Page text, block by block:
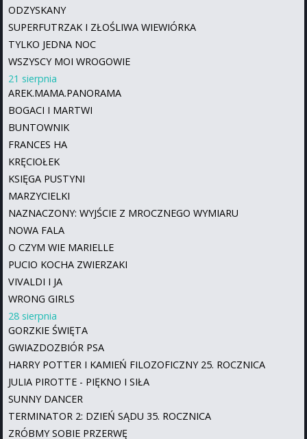
ODZYSKANY
SUPERFUTRZAK I ZŁOŚLIWA WIEWIÓRKA
TYLKO JEDNA NOC
WSZYSCY MOI WROGOWIE
21 sierpnia
AREK.MAMA.PANORAMA
BOGACI I MARTWI
BUNTOWNIK
FRANCES HA
KRĘCIOŁEK
KSIĘGA PUSTYNI
MARZYCIELKI
NAZNACZONY: WYJŚCIE Z MROCZNEGO WYMIARU
NOWA FALA
O CZYM WIE MARIELLE
PUCIO KOCHA ZWIERZAKI
VIVALDI I JA
WRONG GIRLS
28 sierpnia
GORZKIE ŚWIĘTA
GWIAZDOZBIÓR PSA
HARRY POTTER I KAMIEŃ FILOZOFICZNY 25. ROCZNICA
JULIA PIROTTE - PIĘKNO I SIŁA
SUNNY DANCER
TERMINATOR 2: DZIEŃ SĄDU 35. ROCZNICA
ZRÓBMY SOBIE PRZERWĘ